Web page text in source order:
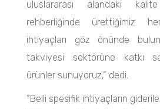
uluslararası alandaki kalite
rehberliğinde ürettiğimiz
ihtiyaçları göz önünde
takviyesi sektörüne katkı
ürünler sunuyoruz,” dedi.
“Belli spesifik ihtiyaçların